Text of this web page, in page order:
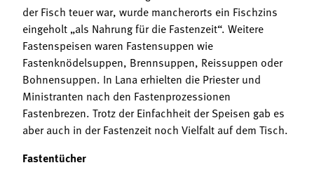
der Fisch teuer war, wurde mancherorts ein Fischzins
eingeholt „als Nahrung für die Fastenzeit“. Weitere
Fastenspeisen waren Fastensuppen wie
Fastenknödelsuppen, Brennsuppen, Reissuppen oder
Bohnensuppen. In Lana erhielten die Priester und
Ministranten nach den Fastenprozessionen
Fastenbrezen. Trotz der Einfachheit der Speisen gab es
aber auch in der Fastenzeit noch Vielfalt auf dem Tisch.
Fastentücher